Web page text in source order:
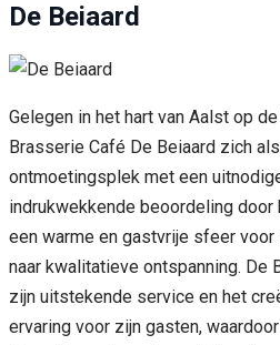
De Beiaard
Gelegen in het hart van Aalst op
Brasserie Café De Beiaard zich
ontmoetingsplek met een
indrukwekkende beoordeling
een warme en gastvrije sfeer
naar kwalitatieve ontspanning. De
zijn uitstekende service en het
ervaring voor zijn gasten,